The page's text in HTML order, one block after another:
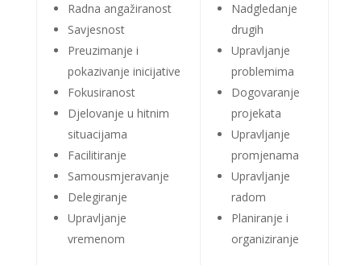
Radna angažiranost
Savjesnost
Preuzimanje i
pokazivanje inicijative
Fokusiranost
Djelovanje u hitnim
situacijama
Facilitiranje
Samousmjeravanje
Delegiranje
Upravljanje
vremenom
Nadgledanje
drugih
Upravljanje
problemima
Dogovaranje
projekata
Upravljanje
promjenama
Upravljanje
radom
Planiranje i
organiziranje